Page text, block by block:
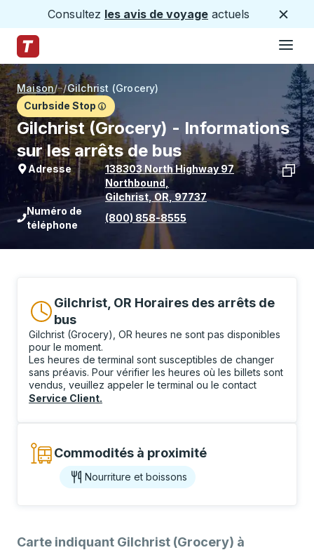
Consultez les avis de voyage actuels
Page d'accueil des sentiers
Maison/ /Gilchrist (Grocery)
Curbside Stop
Gilchrist (Grocery) - Informations
sur les arrêts de bus
Adresse
138303 North Highway 97
Northbound
Gilchrist OR ,97737
Voir l'emplacement de l'arrêt sur
Numéro de
téléphone
(800) 858-8555
Gilchrist, OR Horaires des arrêts de
bus
Gilchrist (Grocery), OR heures ne sont pas disponibles
pour le moment.
Les heures de terminal sont susceptibles de changer
sans préavis. Pour vérifier les heures où les billets sont
vendus, veuillez appeler le terminal ou le contact
Service Client.
Commodités à proximité
Nourriture et boissons
Carte indiquant Gilchrist (Grocery) à